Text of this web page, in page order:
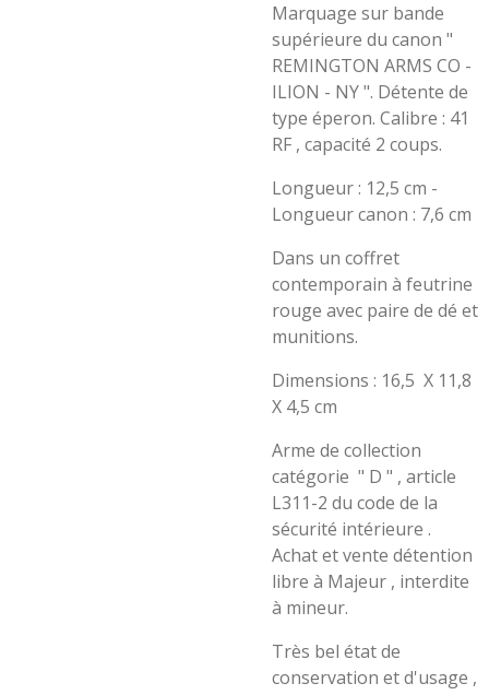
Marquage sur bande
supérieure du canon "
REMINGTON ARMS CO -
ILION - NY ". Détente de
type éperon. Calibre : 41
RF , capacité 2 coups.
Longueur : 12,5 cm -
Longueur canon : 7,6 cm
Dans un coffret
contemporain à feutrine
rouge avec paire de dé et
munitions.
Dimensions : 16,5 X 11,8
X 4,5 cm
Arme de collection
catégorie " D " , article
L311-2 du code de la
sécurité intérieure .
Achat et vente détention
libre à Majeur , interdite
à mineur.
Très bel état de
conservation et d'usage ,